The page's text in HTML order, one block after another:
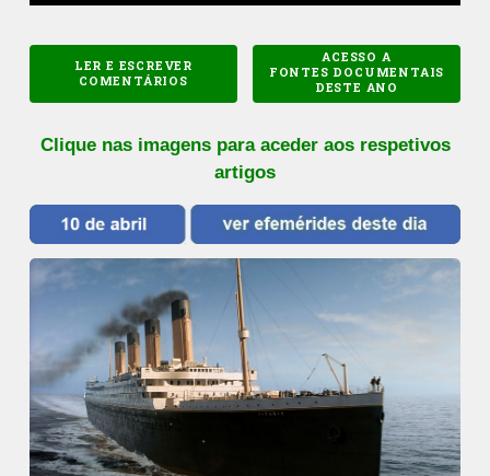
LER E ESCREVER
COMENTÁRIOS
ACESSO A
FONTES DOCUMENTAIS
DESTE ANO
Clique nas imagens para aceder aos respetivos
artigos